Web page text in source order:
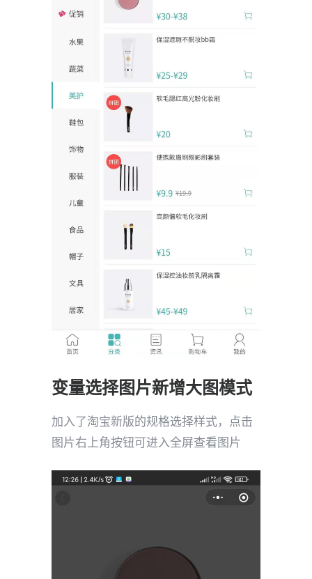
变量选择图片新增大图模式
加入了淘宝新版的规格选择样式，点击
图片右上角按钮可进入全屏查看图片